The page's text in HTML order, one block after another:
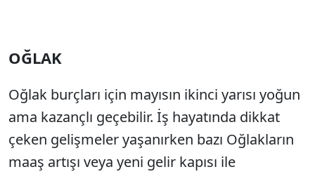
OĞLAK
Oğlak burçları için mayısın ikinci yarısı yoğun
ama kazançlı geçebilir. İş hayatında dikkat
çeken gelişmeler yaşanırken bazı Oğlakların
maaş artışı veya yeni gelir kapısı ile